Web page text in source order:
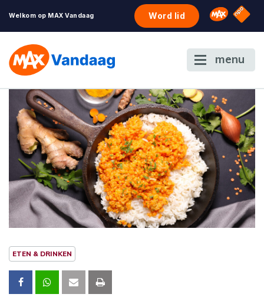
Welkom op MAX Vandaag Word lid Omroep
NPO
menu
ETEN & DRINKEN